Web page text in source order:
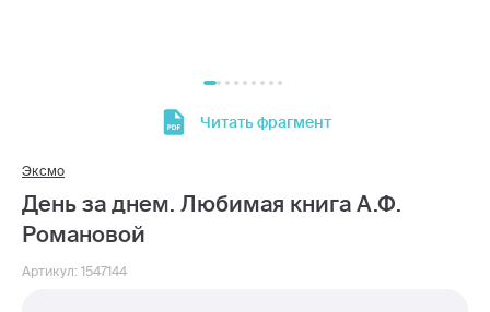
Читать фрагмент
Эксмо
День за днем. Любимая книга А.Ф.
Романовой
Артикул: 1547144